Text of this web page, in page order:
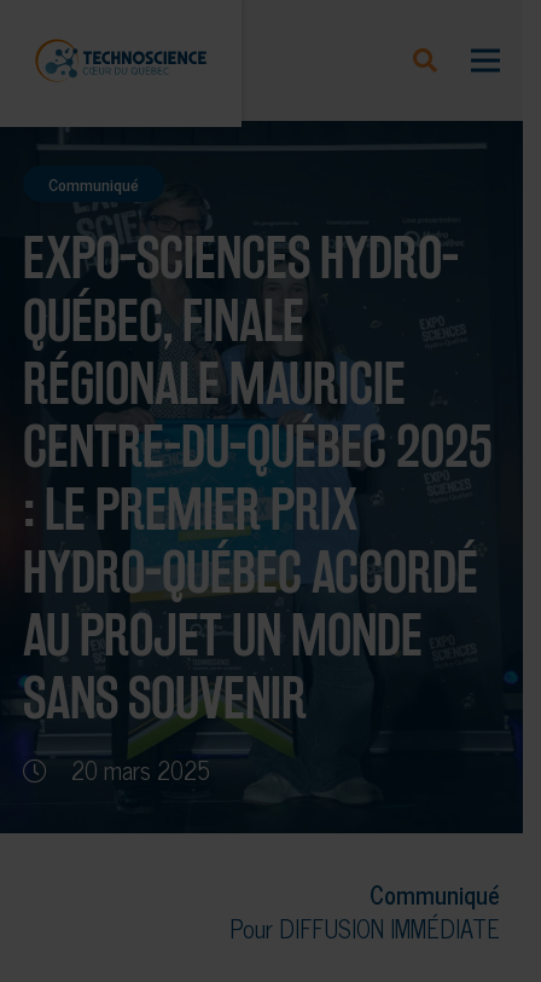
Communiqué
EXPO-SCIENCES HYDRO-
QUÉBEC, FINALE
RÉGIONALE MAURICIE
CENTRE-DU-QUÉBEC 2025
: LE PREMIER PRIX
HYDRO-QUÉBEC ACCORDÉ
AU PROJET UN MONDE
SANS SOUVENIR
20 mars 2025
Communiqué
Pour DIFFUSION IMMÉDIATE